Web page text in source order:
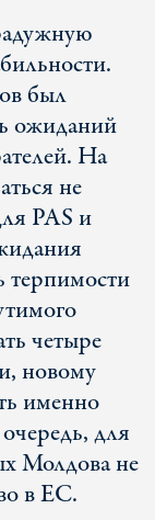
был
ожиданий
На
не
PAS и
терпимости
четыре
новому
именно
для
Молдова не
в ЕС.